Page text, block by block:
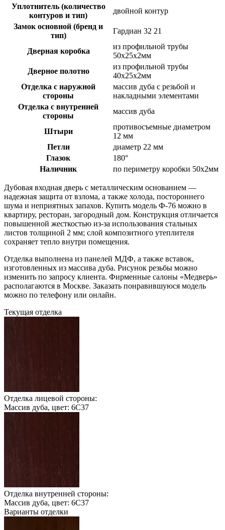
Уплотнитель (количество
контуров и тип)
двойной контур
Замок основной (бренд и
тип)
Гардиан 32 21
Дверная коробка
из профильной трубы
50х25х2мм
Дверное полотно
из профильной трубы
40х25х2мм
Отделка с наружной
стороны
массив дуба с резьбой и
накладными элементами
Отделка с внутренней
стороны
массив дуба
Штыри
противосъемные диаметром
12 мм
Петли
диаметр 22 мм
Глазок
180°
Наличник
по периметру коробки 50х2мм
Дубовая входная дверь с металлическим основанием —
надежная защита от взлома, а также холода, постороннего
шума и неприятных запахов. Купить модель Ф-76 можно в
квартиру, ресторан, загородный дом. Конструкция отличается
повышенной жесткостью из-за использования стальных
листов толщиной 2 мм; слой композитного утеплителя
сохраняет тепло внутри помещения.
Отделка выполнена из панелей МДФ, а также вставок,
изготовленных из массива дуба. Рисунок резьбы можно
изменить по запросу клиента. Фирменные салоны «Медверь»
располагаются в Москве. Заказать понравившуюся модель
можно по телефону или онлайн.
Текущая отделка
Отделка лицевой стороны:
Массив дуба, цвет: 6С37
Отделка внутренней стороны:
Массив дуба, цвет: 6С37
Варианты отделки